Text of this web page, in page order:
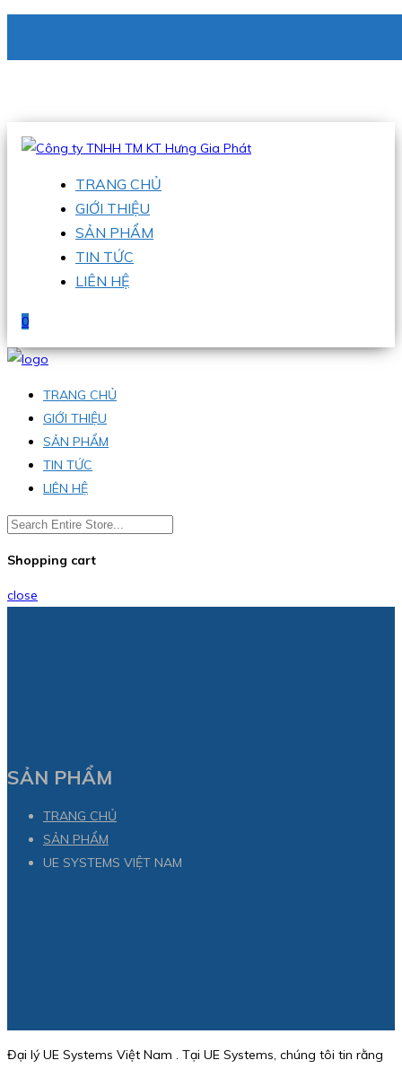
Hotline:0938 336 079
TRANG CHỦ
GIỚI THIỆU
SẢN PHẨM
TIN TỨC
LIÊN HỆ
0
TRANG CHỦ
GIỚI THIỆU
SẢN PHẨM
TIN TỨC
LIÊN HỆ
Shopping cart
close
SẢN PHẨM
TRANG CHỦ
SẢN PHẨM
UE SYSTEMS VIỆT NAM
Đại lý UE Systems Việt Nam . Tại UE Systems, chúng tôi tin rằng